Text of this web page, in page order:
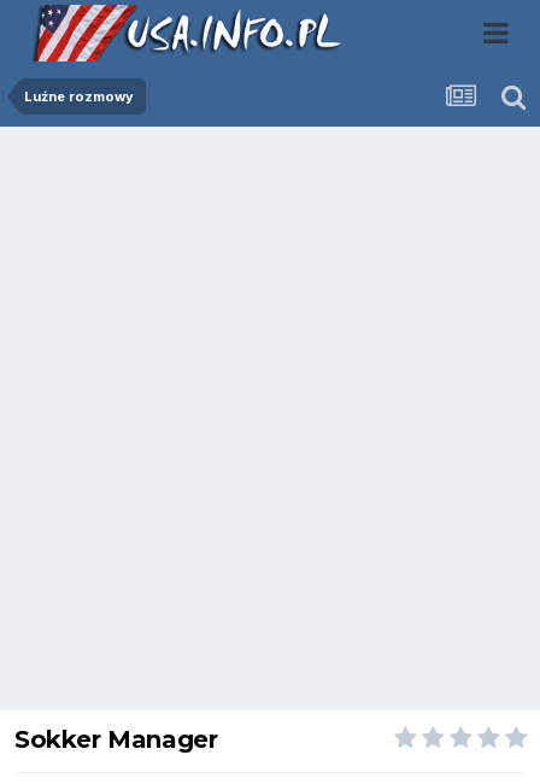
Luźne rozmowy
Sokker Manager